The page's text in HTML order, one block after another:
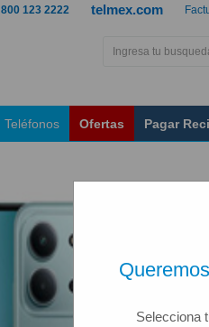
Selecciona
telmex.com
800 123 2222
Teléfonos Ofertas Pagar